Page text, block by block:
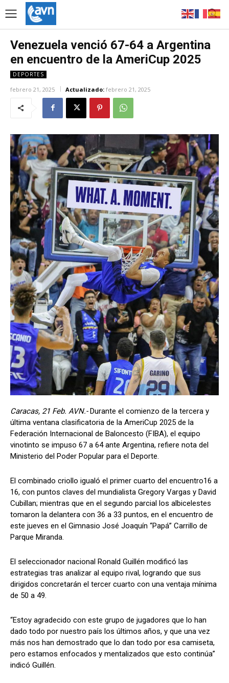
Venezuela venció 67-64 a Argentina
en encuentro de la AmeriCup 2025
DEPORTES
febrero 21, 2025 Actualizado: febrero 21, 2025
Caracas, 21 Feb. AVN.-Durante el comienzo de la tercera y
última ventana clasificatoria de la AmeriCup 2025 de la
Federación Internacional de Baloncesto (FIBA), el equipo
vinotinto se impuso 67 a 64 ante Argentina, refiere nota del
Ministerio del Poder Popular para el Deporte.
El combinado criollo igualó el primer cuarto del encuentro16 a
16, con puntos claves del mundialista Gregory Vargas y David
Cubillan; mientras que en el segundo parcial los albicelestes
tomaron la delantera con 36 a 33 puntos, en el encuentro de
este jueves en el Gimnasio José Joaquín “Papá” Carrillo de
Parque Miranda.
El seleccionador nacional Ronald Guillén modificó las
estrategias tras analizar al equipo rival, logrando que sus
dirigidos concretarán el tercer cuarto con una ventaja mínima
de 50 a 49.
“Estoy agradecido con este grupo de jugadores que lo han
dado todo por nuestro país los últimos años, y que una vez
más nos han demostrado que lo dan todo por esa camiseta,
pero estamos enfocados y mentalizados que esto continúa”
indicó Guillén.